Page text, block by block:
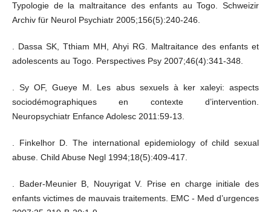
Typologie de la maltraitance des enfants au Togo. Schweizir
Archiv für Neurol Psychiatr 2005;156(5):240-246.
. Dassa SK, Tthiam MH, Ahyi RG. Maltraitance des enfants et
adolescents au Togo. Perspectives Psy 2007;46(4):341-348.
. Sy OF, Gueye M. Les abus sexuels à ker xaleyi: aspects
sociodémographiques en contexte d’intervention.
Neuropsychiatr Enfance Adolesc 2011:59-13.
. Finkelhor D. The international epidemiology of child sexual
abuse. Child Abuse Negl 1994;18(5):409-417.
. Bader-Meunier B, Nouyrigat V. Prise en charge initiale des
enfants victimes de mauvais traitements. EMC - Med d’urgences